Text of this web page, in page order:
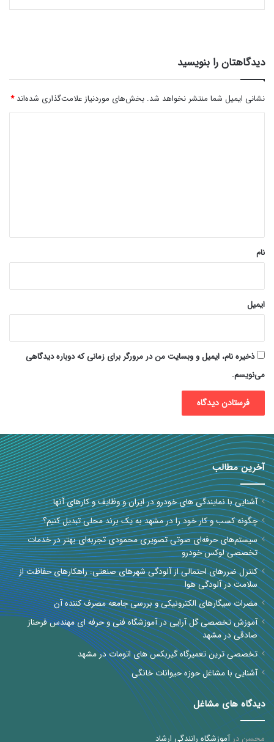
دیدگاهتان را بنویسید
نشانی ایمیل شما منتشر نخواهد شد. بخش‌های موردنیاز علامت‌گذاری شده‌اند*
نام
ایمیل
ذخیره نام، ایمیل و وبسایت من در مرورگر برای زمانی که دوباره دیدگاهی
می‌نویسم.
آخرین مطالب
آشنایی با نمایندگی های خودرو در ایران و وظایف و کارهای آنها
چگونه کسب و کار خود را در مشهد به یک برند محلی تبدیل کنیم؟
سیستم‌های حرفه‌ای صوتی تصویری محمودی تجربه‌ای بهتر در خدمات
تخصصی لوکس خودرو
کنترل ضررهای احتمالی از آلودگی شهرهای صنعتی: راهکارهای حفاظت از
سلامت در آلودگی هوا
مضرات سیگارهای الکترونیکی و بررسی جامعه مصرف کننده آن
آموزش تخصصی گل آرایی در آموزشگاه فنی و حرفه ای مهندس فرحناز
صادقی در مشهد
تخصصی ترین تعمیرگاه گیربکس های اتومات در مشهد
آشنایی با مشاغل حوزه حیوانات خانگی
دیدگاه های مشاغل
محسن درآموزشگاه رانندگی ارشاد